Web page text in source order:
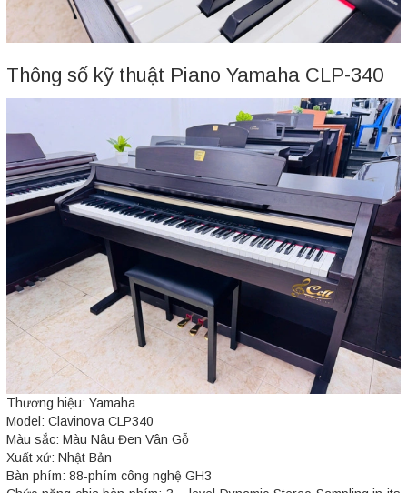
Thông số kỹ thuật Piano Yamaha CLP-340
Thương hiệu: Yamaha
Model: Clavinova CLP340
Màu sắc: Màu Nâu Đen Vân Gỗ
Xuất xứ: Nhật Bản
Bàn phím: 88-phím công nghệ GH3